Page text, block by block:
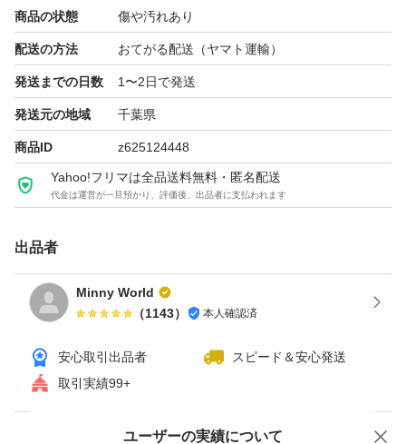
・外箱
※欠品は上記以外の全ての付属品です。
〇動作確認済み〇
・起動確認
・充電確認
・ニンテンドースイッチソフト（マリオカート8デラック
・シリアルナンバー確認
・初期化
※本体の内蔵バッテリとJoy-Conは動作保証対象外の消耗
とがあるので、ご了承願います。
※万が一、Joy-Conのドリフト現象などの不具合が発生の
場合、何卒ご容赦頂ければ幸いです。
商品の状態 傷や汚れあり
配送の方法 おてがる配送（ヤマト運輸）
発送までの日数 1〜2日で発送
発送元の地域 千葉県
商品ID z625124448
Yahoo!フリマは全品送料無料・匿名配送
代金は運営が一旦預かり、評価後、出品者に支払われます
出品者
Minny World
（1143） 本人確認済
安心取引出品者
スピード＆安心発送
取引実績99+
ユーザーの実績について